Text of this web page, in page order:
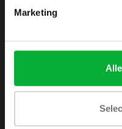
Marketing